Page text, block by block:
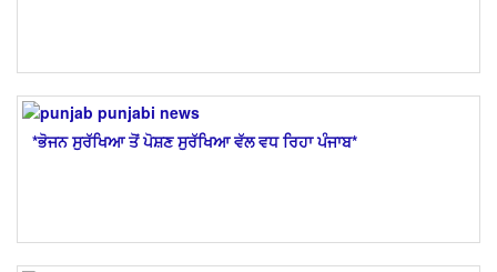
*ਭੋਜਨ ਸੁਰੱਖਿਆ ਤੋਂ ਪੋਸ਼ਣ ਸੁਰੱਖਿਆ ਵੱਲ ਵਧ ਰਿਹਾ ਪੰਜਾਬ*